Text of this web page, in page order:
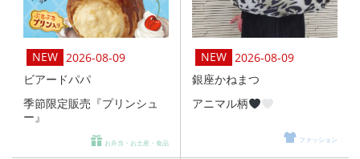
2026-08-09
ビアードパパ
季節限定販売『プリンシュ
ー』
お弁当・お土産・食品
2026-08-09
銀座かねまつ
アニマル柄
ファッション